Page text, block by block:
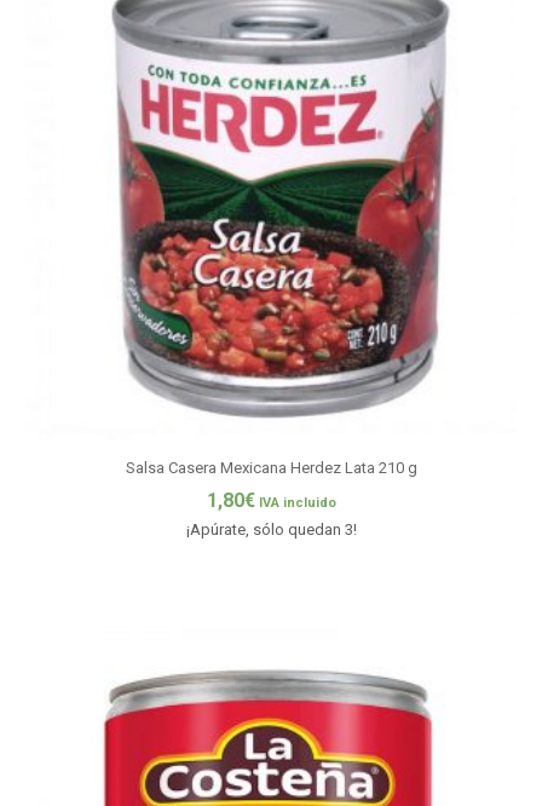
Salsa Casera Mexicana Herdez Lata 210 g
1,80€ IVA incluido
¡Apúrate, sólo quedan 3!